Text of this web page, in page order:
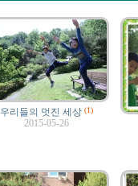
우리들의 멋진 세상 (1)
2015-05-26